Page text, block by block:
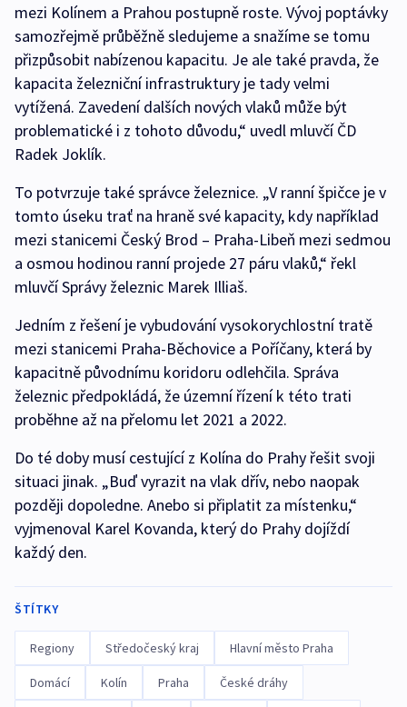
mezi Kolínem a Prahou postupně roste. Vývoj poptávky
samozřejmě průběžně sledujeme a snažíme se tomu
přizpůsobit nabízenou kapacitu. Je ale také pravda, že
kapacita železniční infrastruktury je tady velmi
vytížená. Zavedení dalších nových vlaků může být
problematické i z tohoto důvodu,“ uvedl mluvčí ČD
Radek Joklík.
To potvrzuje také správce železnice. „V ranní špičce je v
tomto úseku trať na hraně své kapacity, kdy například
mezi stanicemi Český Brod – Praha-Libeň mezi sedmou
a osmou hodinou ranní projede 27 páru vlaků,“ řekl
mluvčí Správy železnic Marek Illiaš.
Jedním z řešení je vybudování vysokorychlostní tratě
mezi stanicemi Praha-Běchovice a Poříčany, která by
kapacitně původnímu koridoru odlehčila. Správa
železnic předpokládá, že územní řízení k této trati
proběhne až na přelomu let 2021 a 2022.
Do té doby musí cestující z Kolína do Prahy řešit svoji
situaci jinak. „Buď vyrazit na vlak dřív, nebo naopak
později dopoledne. Anebo si připlatit za místenku,“
vyjmenoval Karel Kovanda, který do Prahy dojíždí
každý den.
ŠTÍTKY
Regiony Středočeský kraj Hlavní město Praha
Domácí Kolín Praha České dráhy